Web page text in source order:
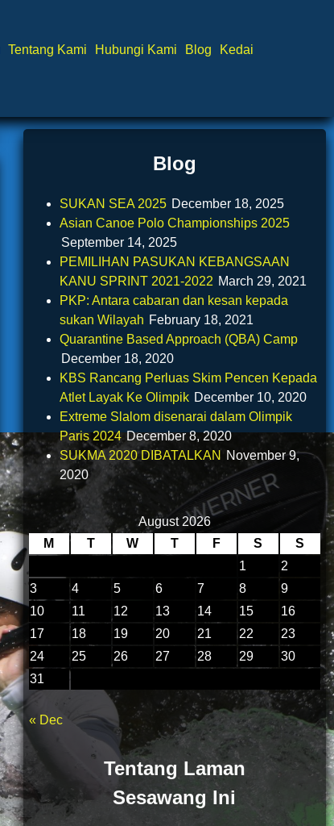
Tentang Kami Hubungi Kami Blog Kedai
Blog
SUKAN SEA 2025 December 18, 2025
Asian Canoe Polo Championships 2025
September 14, 2025
PEMILIHAN PASUKAN KEBANGSAAN
KANU SPRINT 2021-2022 March 29, 2021
PKP: Antara cabaran dan kesan kepada
sukan Wilayah February 18, 2021
Quarantine Based Approach (QBA) Camp
December 18, 2020
KBS Rancang Perluas Skim Pencen Kepada
Atlet Layak Ke Olimpik December 10, 2020
Extreme Slalom disenarai dalam Olimpik
Paris 2024 December 8, 2020
SUKMA 2020 DIBATALKAN
November 9,
2020
August 2026
M
T W T F S
S
1
2
3
4 5 6 7 8
9
10
11 12 13 14 15
16
17
18 19 20 21 22
23
24
25 26 27 28 29
30
31
« Dec
Tentang Laman
Sesawang Ini